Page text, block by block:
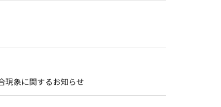
現象に関するお知らせ